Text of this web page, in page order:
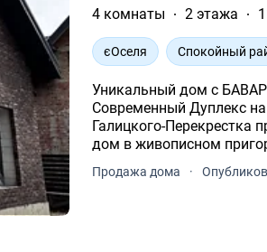
4 комнаты
2 этажа
єОселя Спокойный
Уникальный дом с
Современный Дуплекс
Галицкого-Перекрестка продажа от застройщика!!! Предлагаем стильный
дом в живописном
Продажа дома ·